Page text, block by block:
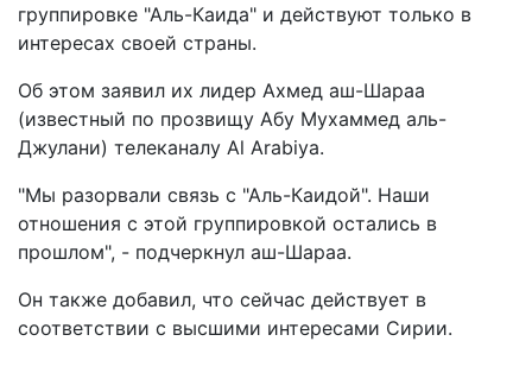
группировке "Аль-Каида" и действуют только в
интересах своей страны.
Об этом заявил их лидер Ахмед аш-Шараа
(известный по прозвищу Абу Мухаммед аль-
Джулани) телеканалу Al Arabiya.
"Мы разорвали связь с "Аль-Каидой". Наши
отношения с этой группировкой остались в
прошлом", - подчеркнул аш-Шараа.
Он также добавил, что сейчас действует в
соответствии с высшими интересами Сирии.